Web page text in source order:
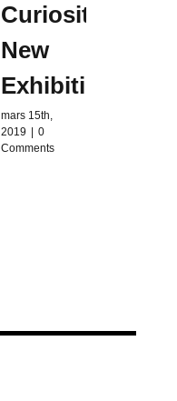
Curiosity:
New
Exhibition
mars 15th,
2019 | 0
Comments